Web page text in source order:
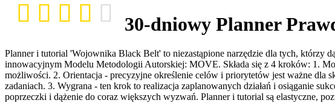
30-dniowy Planner
Planner i tutorial 'Wojownika Black Belt' to niezastąpione narzędzie dla tych, którzy
innowacyjnym Modelu Metodologii Autorskiej: MOVE. Składa się z 4 kroków: 1.
możliwości. 2. Orientacja - precyzyjne określenie celów i priorytetów jest ważne dla
zadaniach. 3. Wygrana - ten krok to realizacja zaplanowanych działań i osiąganie
poprzeczki i dążenie do coraz większych wyzwań. Planner i tutorial są elastyczne,